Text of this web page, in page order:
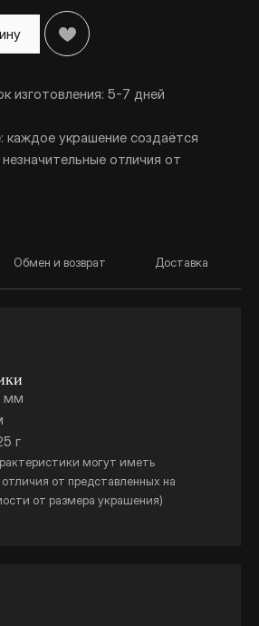
изготовления: 5-7 дней
украшение создаётся
отличия от
Обмен и возврат Доставка
мм
г
могут иметь
от представленных на
от размера украшения)